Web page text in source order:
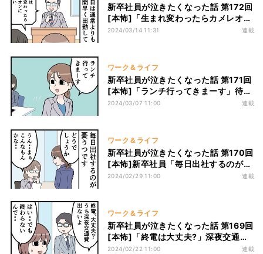
新卒社員が泣きたくなった話 第172回
[本怖]「生まれ変わったらカメレオン
になりたい」全体朝礼で社長の饒舌が
2024/03/14 11:31 連載
ワーク＆ライフ
新卒社員が泣きたくなった話 第171回
[本怖]「ランチ行ってきまーす」待ち
に待ったお昼休憩! 気分上々に飲食店
2024/03/07 11:00 連載
ワーク＆ライフ
新卒社員が泣きたくなった話 第170回
[本怖]新卒社員「毎日出社するのが憂
うつ」その原因は先輩同士の…
2024/02/29 11:00 連載
ワーク＆ライフ
新卒社員が泣きたくなった話 第169回
[本怖]「終電は大丈夫?」深夜交通費
の出ない職場、それでも仕事が終わら
2024/02/22 11:00 連載